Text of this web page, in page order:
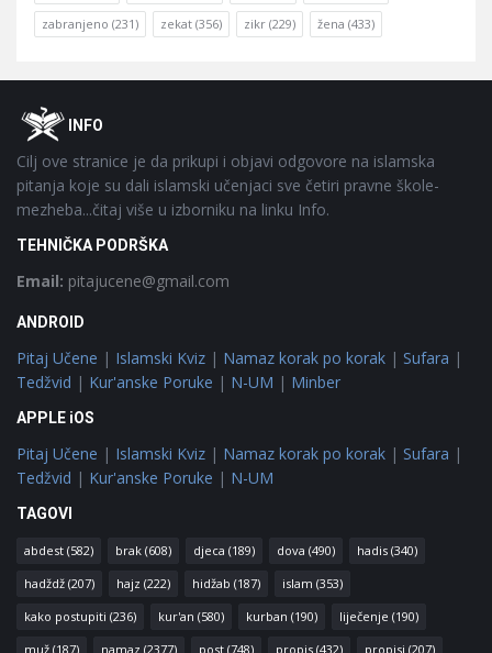
zabranjeno (231) zekat (356) zikr (229) žena (433)
FooterOINFO
Cilj ove stranice je da prikupi i objavi odgovore na islamska
pitanja koje su dali islamski učenjaci sve četiri pravne škole-
mezheba...čitaj više u izborniku na linku Info.
TEHNIČKA PODRŠKA
Email: pitajucene@gmail.com
ANDROID
Pitaj Učene | Islamski Kviz | Namaz korak po korak | Sufara |
Tedžvid | Kur'anske Poruke | N-UM | Minber
APPLE iOS
Pitaj Učene | Islamski Kviz | Namaz korak po korak | Sufara |
Tedžvid | Kur'anske Poruke | N-UM
TAGOVI
abdest (582) brak (608) djeca (189) dova (490) hadis (340)
hadždž (207) hajz (222) hidžab (187) islam (353)
kako postupiti (236) kur'an (580) kurban (190) liječenje (190)
muž (187) namaz (2377) post (748) propis (432) propisi (207)